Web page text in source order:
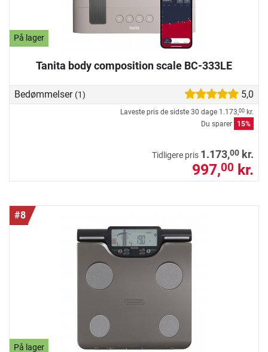
På lager
Tanita body composition scale BC-333LE
Bedømmelser (1) 5,0
Laveste pris de sidste 30 dage 1.173,00 kr.
Du sparer
15%
Tidligere pris 1.173,00 kr.
997,00 kr.
#8
På lager